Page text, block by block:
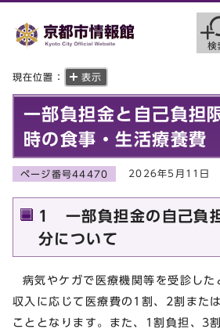
現在位置： 表示
一部負担金と自己負担
時の食事・生活療養費
ページ番号44470 2026年5月11日
1 一部負担金の自己負
分について
病気やケガで医療機関等を受診した
収入に応じて医療費の1割、2割また
こととなります。また、1割負担、3